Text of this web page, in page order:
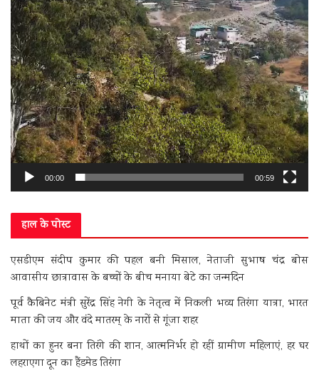
00:00 00:59
हाल के पोस्ट
एसडीएम संदीप कुमार की पहल बनी मिसाल, नेताजी सुभाष चंद्र बोस
आवासीय छात्रावास के बच्चों के बीच मनाया बेटे का जन्मदिन
पूर्व कैबिनेट मंत्री सुरेंद्र सिंह नेगी के नेतृत्व में निकली भव्य तिरंगा यात्रा, भारत
माता की जय और वंदे मातरम् के नारों से गूंजा शहर
हाथों का हुनर बना तिरंगे की शान, आत्मनिर्भर हो रहीं ग्रामीण महिलाएं, हर घर
लहराएगा दून का हैंडमेड तिरंगा